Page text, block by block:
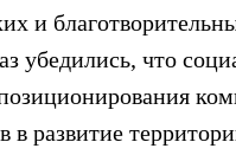
и
убедились, что
в развитие